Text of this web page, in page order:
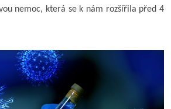
nemoc, která se k nám rozšířila před 4